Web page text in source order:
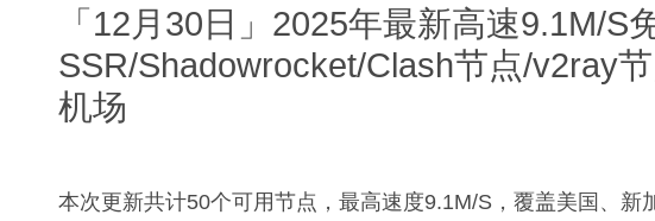
「12月30日」2025年最新高速9.1M/S
SSR/Shadowrocket/Clash节点/v2ray
机场
本次更新共计50个可用节点，最高速度9.1M/S，覆盖美国、新